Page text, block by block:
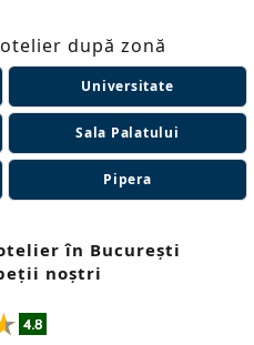
după zonă
Universitate
Sala Palatului
Pipera
în București
noștri